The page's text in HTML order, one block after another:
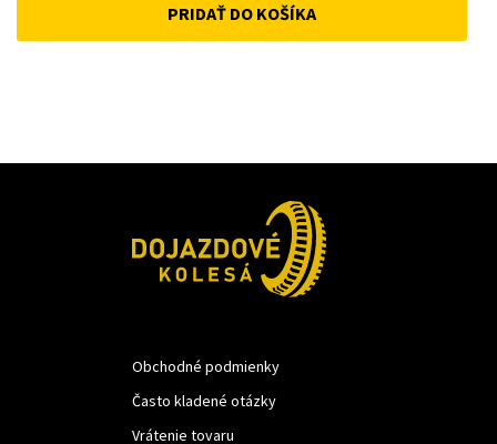
was: is:
PRIDAŤ DO KOŠÍKA
Obchodné podmienky
Často kladené otázky
Vrátenie tovaru